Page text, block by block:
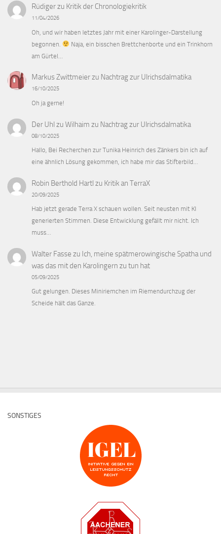
Rüdigerzu Kritik der Chronologiekritik
11/04/2026
Oh, und wir haben letztes Jahr mit einer Karolinger-Darstellung
begonnen.
Naja, ein bisschen Brettchenborte und ein Trinkhorn
am Gürtel…
Markus Zwittmeierzu Nachtrag zur Ulrichsdalmatika
16/10/2025
Oh ja gerne!
Der Uhl zu Wilhaim zu Nachtrag zur Ulrichsdalmatika
08/10/2025
Hallo, Bei Recherchen zur Tunika Heinrich des Zänkers bin ich auf
eine ähnlich Lösung gekommen, ich habe mir das Stifterbild…
Robin Berthold Hartl zu Kritik an TerraX
20/09/2025
Hab jetzt gerade Terra X schauen wollen. Seit neusten mit KI
generierten Stimmen. Diese Entwicklung gefällt mir nicht. Ich
muss…
Walter Fasse zu Ich, meine spätmerowingische Spatha und
was das mit den Karolingern zu tun hat
05/09/2025
Gut gelungen. Dieses Miniriemchen im Riemendurchzug der
Scheide hält das Ganze.
SONSTIGES